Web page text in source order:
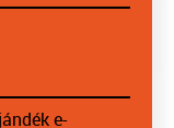
e-